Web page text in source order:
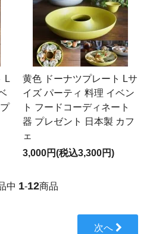
L
黄色 ドーナツプレート Lサ
イズ パーティ 料理 イベン
ト フードコーディネート
器 プレゼント 日本製 カフ
ェ
3,000円(税込3,300円)
中 1-12商品
次へ